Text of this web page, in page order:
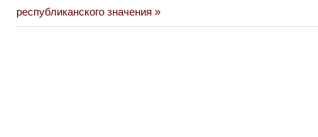
записям
Post:
республиканского значения